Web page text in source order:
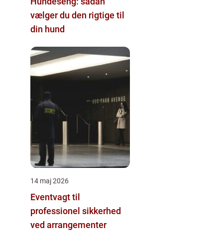
vælger du den rigtige til
din hund
14 maj 2026
Eventvagt til
professionel sikkerhed
ved arrangementer